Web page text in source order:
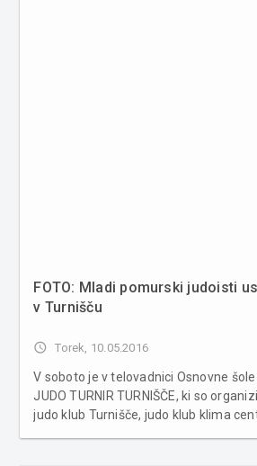
FOTO: Mladi pomurski judoisti
v Turnišču
access_time Torek, 10.05.2016
V soboto je v telovadnici Osnovne šole
JUDO TURNIR TURNIŠČE, ki so
judo klub Turnišče, judo klub klima